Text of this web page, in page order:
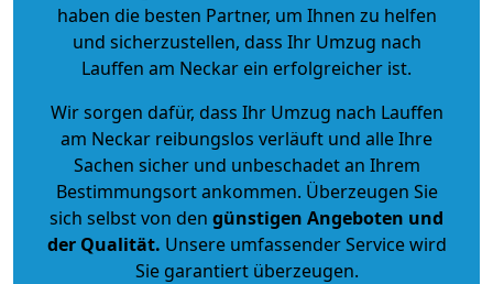
haben die besten Partner, um Ihnen zu helfen
und sicherzustellen, dass Ihr Umzug nach
Lauffen am Neckar ein erfolgreicher ist.
Wir sorgen dafür, dass Ihr Umzug nach Lauffen
am Neckar reibungslos verläuft und alle Ihre
Sachen sicher und unbeschadet an Ihrem
Bestimmungsort ankommen. Überzeugen Sie
sich selbst von den günstigen Angeboten und
der Qualität. Unsere umfassender Service wird
Sie garantiert überzeugen.